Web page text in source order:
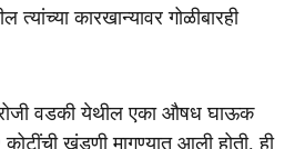
कारखान्यावर गोळीबारही
वडकी येथील एका औषध घाऊक
खंडणी मागण्यात आली होती. ही